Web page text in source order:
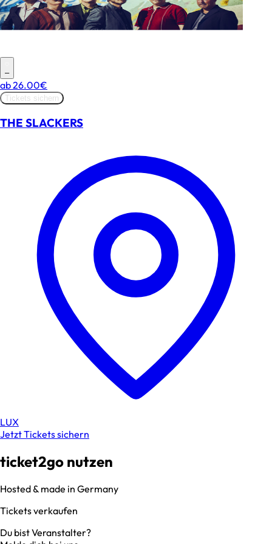
–
ab26.00€
Tickets sichern
THE SLACKERS
LUX
Jetzt Tickets sichern
ticket2go nutzen
Hosted & made in Germany
Tickets verkaufen
Du bist Veranstalter?